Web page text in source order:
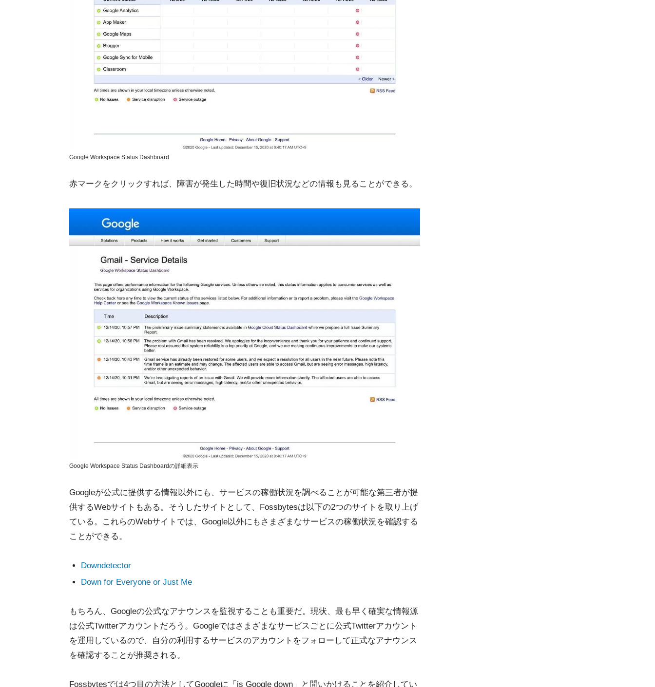
Google Workspace Status Dashboard
赤マークをクリックすれば、障害が発生した時間や復旧状況などの情報も見ることができる。
Google Workspace Status Dashboardの詳細表示
Googleが公式に提供する情報以外にも、サービスの稼働状況を調べることが可能な第三者が提
供するWebサイトもある。そうしたサイトとして、Fossbytesは以下の2つのサイトを取り上げ
ている。これらのWebサイトでは、Google以外にもさまざまなサービスの稼働状況を確認する
ことができる。
Downdetector
Down for Everyone or Just Me
もちろん、Googleの公式なアナウンスを監視することも重要だ。現状、最も早く確実な情報源
は公式Twitterアカウントだろう。Googleではさまざまなサービスごとに公式Twitterアカウント
を運用しているので、自分の利用するサービスのアカウントをフォローして正式なアナウンス
を確認することが推奨される。
Fossbytesでは4つ目の方法としてGoogleに「is Google down」と問いかけることを紹介してい